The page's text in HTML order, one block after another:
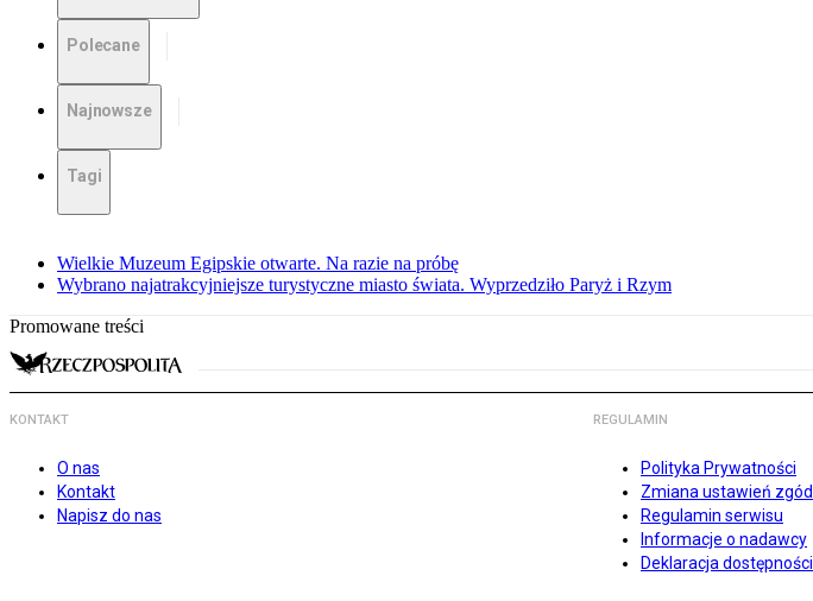
Polecane
Najnowsze
Tagi
Wielkie Muzeum Egipskie otwarte. Na razie na próbę
Wybrano najatrakcyjniejsze turystyczne miasto świata. Wyprzedziło Paryż i Rzym
Promowane treści
KONTAKT
O nas
Kontakt
Napisz do nas
REGULAMIN
Polityka Prywatności
Zmiana ustawień zgód
Regulamin serwisu
Informacje o nadawcy
Deklaracja dostępności